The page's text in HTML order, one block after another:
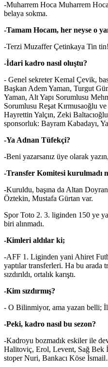
-Muharrem Hoca Muharrem
belaya sokma.
-Tamam Hocam, her neyse o
-Terzi Muzaffer Çetinkaya Tin
-İdari kadro nasıl oluştu?
- Genel sekreter Kemal Çevik,
Başkan Adem Yaman, Turgut
Yaman, Alt Yapı Sorumlusu
Sorumlusu Reşat Kırmusaoğlu
Hayrettin Yalçın, Zeki
sponsorluk: Bayram Kabadayı,
-Ya Adnan Tüfekçi?
-Beni yazarsanız üye olarak
-Transfer Komitesi kurulmadı
-Kuruldu, başına da Altan
Öztekin, Mustafa Gürtan var.
Spor Toto 2. 3. liginden 150 ye
biri alınmadı.
-Kimleri aldılar ki;
-AFF 1. Liginden yani Ahiret
yaptılar transferleri. Ha bu arada
sızdırıldı, ortalık karıştı.
-Kim sızdırmış?
- O Bilinmiyor, ama yazan belli;
-Peki, kadro nasıl bu sezon?
-Kadroyu bozmadık eskiler ile
Halitoviç, Erol, Levent, Sağ Bek
stoper Nuri, Bankacı Köse